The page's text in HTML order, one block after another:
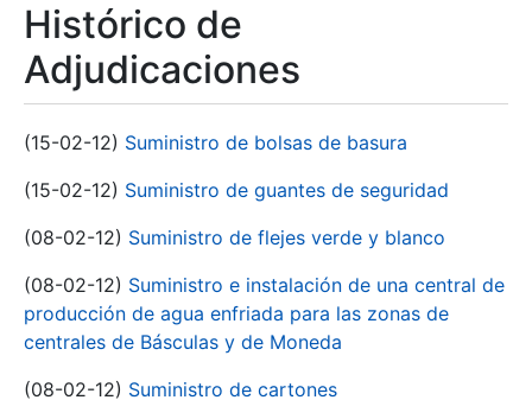
Histórico de
Adjudicaciones
(15-02-12) Suministro de bolsas de basura
(15-02-12) Suministro de guantes de seguridad
(08-02-12) Suministro de flejes verde y blanco
(08-02-12) Suministro e instalación de una central de
producción de agua enfriada para las zonas de
centrales de Básculas y de Moneda
(08-02-12) Suministro de cartones